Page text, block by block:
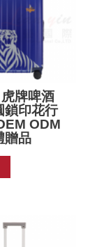
牌啤酒
鎖印花行
ODM
贈品